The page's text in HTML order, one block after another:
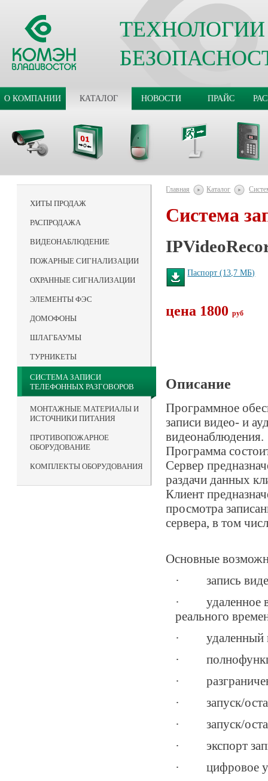
О КОМПАНИИ КАТАЛОГ НОВОСТИ ПРАЙС
ХИТЫ ПРОДАЖ
РАСПРОДАЖА
ВИДЕОНАБЛЮДЕНИЕ
ПОЖАРНЫЕ СИГНАЛИЗАЦИИ
ОХРАННЫЕ СИГНАЛИЗАЦИИ
ЭЛЕМЕНТЫ ФЭС
ДОМОФОНЫ
ШЛАГБАУМЫ
ТУРНИКЕТЫ
СИСТЕМА ЗАПИСИ
ТЕЛЕФОННЫХ РАЗГОВОРОВ
МОНТАЖНЫЕ МАТЕРИАЛЫ И
ИСТОЧНИКИ ПИТАНИЯ
ПРОТИВОПОЖАРНОЕ
ОБОРУДОВАНИЕ
КОМПЛЕКТЫ ОБОРУДОВАНИЯ
Главная Каталог
Система
Паспорт (13,7 MБ)
цена 1800руб
Описание
Программное
записи видео- и
видеонаблюдения.
Программа
Сервер
раздачи данных
Клиент
просмотра
сервера, в том
Основные
· запись
· удаленное
реального
· удаленный
·
·
· запуск/
· запуск/
· экспорт
· цифровое